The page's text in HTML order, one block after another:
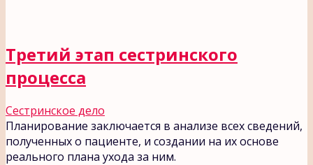
Третий этап сестринского
процесса
Сестринское дело
Планирование заключается в анализе всех сведений,
полученных о пациенте, и создании на их основе
реального плана ухода за ним.